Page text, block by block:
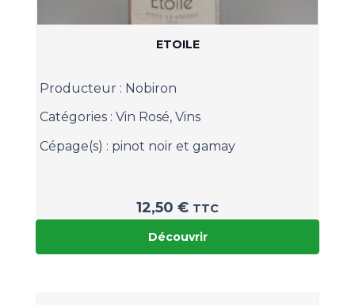
ETOILE
Producteur : Nobiron
Catégories : Vin Rosé, Vins
Cépage(s) : pinot noir et gamay
12,50 € TTC
Découvrir